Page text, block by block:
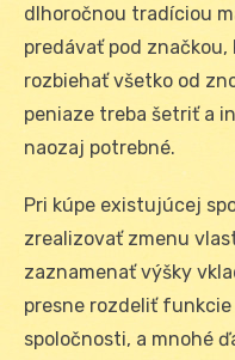
dlhoročnou tradíciou
predávať pod
rozbiehať všetko od
peniaze treba šetriť a
naozaj potrebné.
Pri kúpe existujúcej
zrealizovať zmenu
zaznamenať výšky
presne rozdeliť
spoločnosti, a mnohé